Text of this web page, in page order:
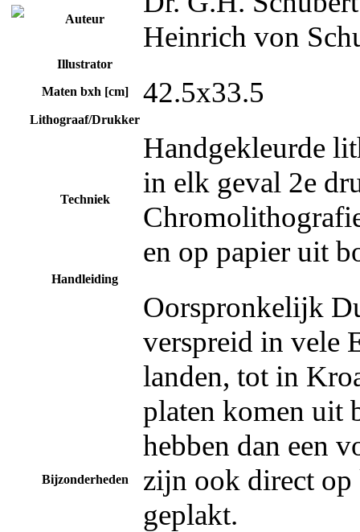
Auteur
Heinrich von
Illustrator
Maten bxh [cm]
42.5x33.5
Lithograaf/Drukker
Techniek
Handgekleurde
in elk geval 2e
en op papier uit
Handleiding
Bijzonderheden
Oorspronkelijk
verspreid in vele
landen, tot in
platen komen uit
hebben dan een
zijn ook direct op
geplakt.